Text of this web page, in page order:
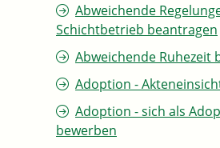
Abweichende
Schichtbetrieb beantragen
Abweichende Ruhezeit
Adoption -
Adoption - sich als
bewerben